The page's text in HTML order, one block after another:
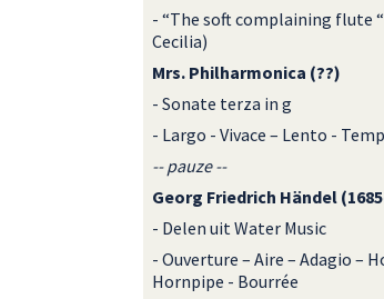
- “The soft complaining flute
Cecilia)
Mrs. Philharmonica (??)
- Sonate terza in g
- Largo - Vivace – Lento -
-- pauze --
Georg Friedrich Händel
- Delen uit Water Music
- Ouverture – Aire – Adagio –
Hornpipe - Bourrée